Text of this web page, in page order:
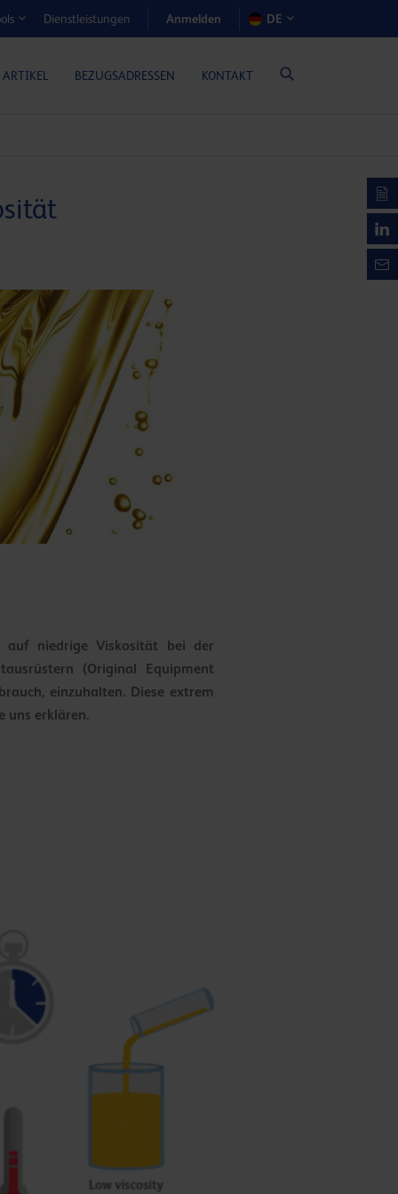
Dienstleistungen Anmelden DE
BEZUGSADRESSEN KONTAKT
auf niedrige Viskosität bei der
(Original Equipment
einzuhalten. Diese extrem
uns erklären.